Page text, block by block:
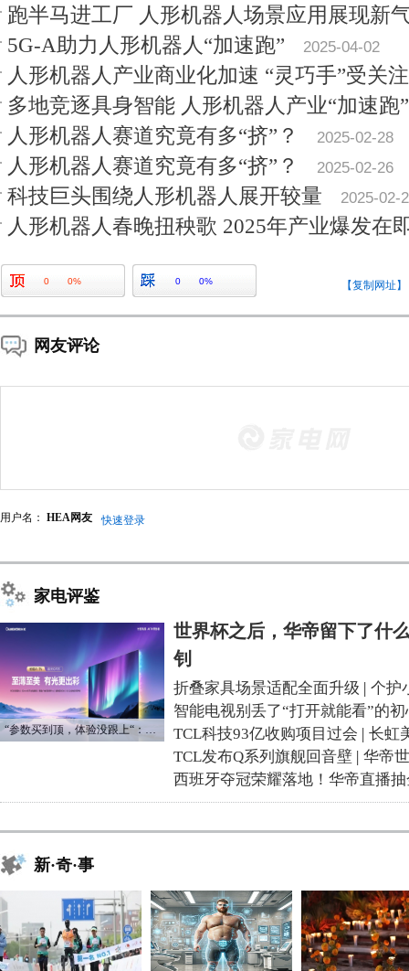
跑半马进工厂 人形机器人场景应用展现新
5G-A助力人形机器人“加速跑”
2025-04-02
人形机器人产业商业化加速 “灵巧手”受关注
多地竞逐具身智能 人形机器人产业“加速跑”
人形机器人赛道究竟有多“挤”？
2025-02-28
人形机器人赛道究竟有多“挤”？ 2025-02-26
科技巨头围绕人形机器人展开较量 2025-02-
人形机器人春晚扭秧歌 2025年产业爆发在
0 0% 0 0% 【复制网址】
网友评论
用户名： HEA网友 快速登录
家电评鉴
“参数买到顶，体验没跟上“：长虹追光Q70S给高端电视打了个样
世界杯之后，华帝留下了什
钊
折叠家具场景适配全面升级 | 个护
智能电视别丢了“打开就能看”的初
TCL科技93亿收购项目过会 | 长虹
TCL发布Q系列旗舰回音壁 | 华帝
西班牙夺冠荣耀落地！华帝直播
新·奇·事